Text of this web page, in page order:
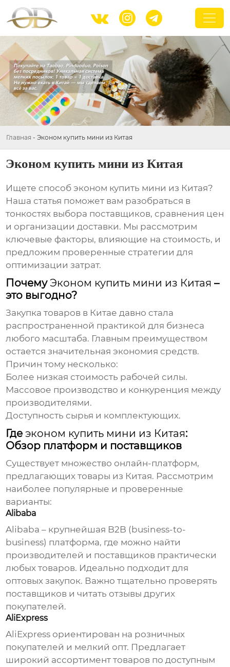
  
Главная - Эконом купить мини из Китая
Эконом купить мини из Китая
Ищете способэконом купить мини из Китая?
Наша статья поможет вам разобраться в
тонкостях выбора поставщиков, сравнения цен
и организации доставки. Мы рассмотрим
ключевые факторы, влияющие на стоимость, и
предложим проверенные стратегии для
оптимизации затрат.
Почему Эконом купить мини из Китая –
это выгодно?
Закупка товаров в Китае давно стала
распространенной практикой для бизнеса
любого масштаба. Главным преимуществом
остается значительная экономия средств.
Причин тому несколько:
Более низкая стоимость рабочей силы.
Массовое производство и конкуренция между
производителями.
Доступность сырья и комплектующих.
Гдеэконом купить мини из Китая:
Обзор платформ и поставщиков
Существует множество онлайн-платформ,
предлагающих товары из Китая. Рассмотрим
наиболее популярные и проверенные
варианты:
Alibaba
Alibaba – крупнейшая B2B (business-to-
business) платформа, где можно найти
производителей и поставщиков практически
любых товаров. Идеально подходит для
оптовых закупок. Важно тщательно проверять
поставщиков и читать отзывы других
покупателей.
AliExpress
AliExpress ориентирован на розничных
покупателей и мелкий опт. Предлагает
широкий ассортимент товаров по доступным